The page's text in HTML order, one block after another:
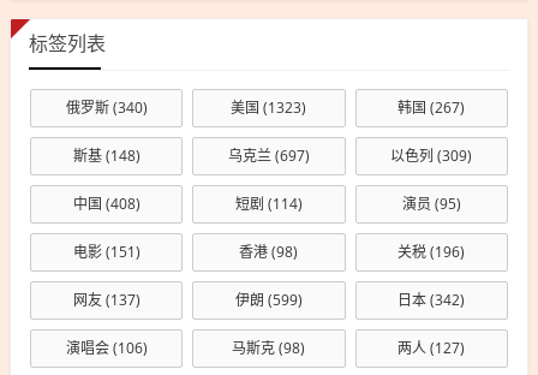
标签列表
俄罗斯(340) 美国 (1323) 韩国 (267)
斯基(148) 乌克兰(697) 以色列 (309)
中国 (408) 短剧 (114) 演员 (95)
电影(151) 香港(98) 关税(196)
网友(137) 伊朗 (599) 日本(342)
演唱会(106) 马斯克(98) 两人(127)